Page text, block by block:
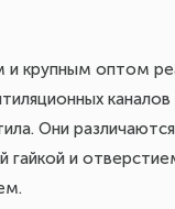
крупным оптом
Они
гайкой и